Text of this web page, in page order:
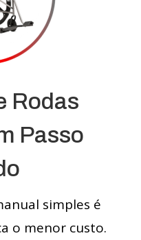
Rodas
Passo
simples é
o menor custo.